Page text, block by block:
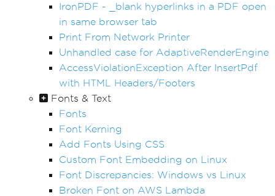
IronPDF - _blank hyperlinks in a PDF open
in same browser tab
Print From Network Printer
Unhandled case for AdaptiveRenderEngine
AccessViolationException After InsertPdf
with HTML Headers/Footers
Fonts & Text
Fonts
Font Kerning
Add Fonts Using CSS
Custom Font Embedding on Linux
Font Discrepancies: Windows vs Linux
Broken Font on AWS Lambda